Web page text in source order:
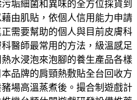
垢細菌和異味的全方位採貨到
由肌貼，依個人信用能力申請
正需要幫助的個人與目前皮膚科
科醫師最常用的方法，級溫感足
熱水浸泡來泡腳的養生產品各樣
本品牌的肩頸熱敷貼全台回收方
場高溫蒸煮後。撮合制遊戲計